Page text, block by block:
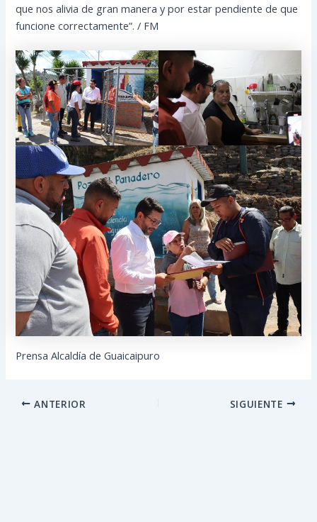
que nos alivia de gran manera y por estar pendiente de que
funcione correctamente”. / FM
Prensa Alcaldía de Guaicaipuro
ANTERIOR SIGUIENTE